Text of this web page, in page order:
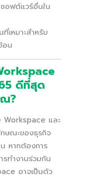
อฟต์แวร์อื่นใน
เหมาะสำหรับ
อน
ดีที่สุด
?
Workspace และ
ษณะของธุรกิจ
หากต้องการ
รทำงานร่วมกัน
อาจเป็นตัว